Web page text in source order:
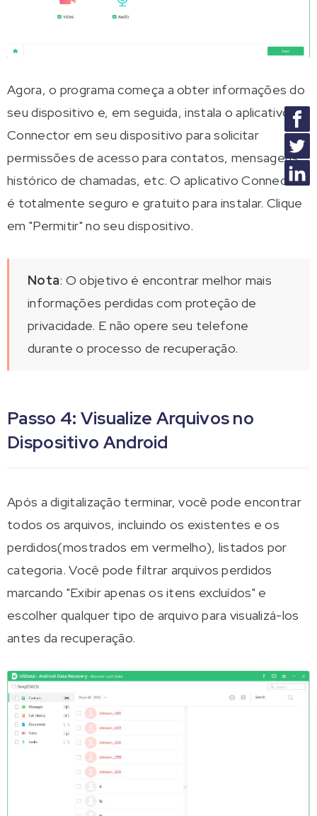
Agora, o programa começa a obter informações do
seu dispositivo e, em seguida, instala o aplicativo
Connector em seu dispositivo para solicitar
permissões de acesso para contatos, mensagens,
histórico de chamadas, etc. O aplicativo Connector
é totalmente seguro e gratuito para instalar. Clique
em "Permitir" no seu dispositivo.
Nota: O objetivo é encontrar melhor mais
informações perdidas com proteção de
privacidade. E não opere seu telefone
durante o processo de recuperação.
Passo 4: Visualize Arquivos no
Dispositivo Android
Após a digitalização terminar, você pode encontrar
todos os arquivos, incluindo os existentes e os
perdidos(mostrados em vermelho), listados por
categoria. Você pode filtrar arquivos perdidos
marcando "Exibir apenas os itens excluídos" e
escolher qualquer tipo de arquivo para visualizá-los
antes da recuperação.